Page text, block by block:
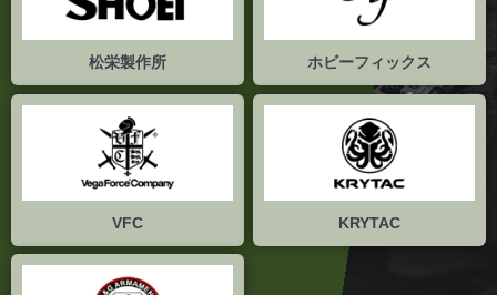
松栄製作所 ホビーフィックス
VFC KRYTAC